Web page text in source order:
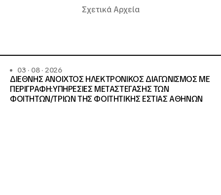
Σχετικά Αρχεία
03 · 08 · 2026
ΔΙΕΘΝΗΣ ΑΝΟΙΧΤΟΣ ΗΛΕΚΤΡΟΝΙΚΟΣ ΔΙΑΓΩΝΙΣΜΟΣ ΜΕ
ΠΕΡΙΓΡΑΦΗ:ΥΠΗΡΕΣΙΕΣ METAΣΤΕΓΑΣΗΣ ΤΩΝ
ΦΟΙΤΗΤΩΝ/ΤΡΙΩΝ ΤΗΣ ΦΟΙΤΗΤΙΚΗΣ ΕΣΤΙΑΣ ΑΘΗΝΩΝ